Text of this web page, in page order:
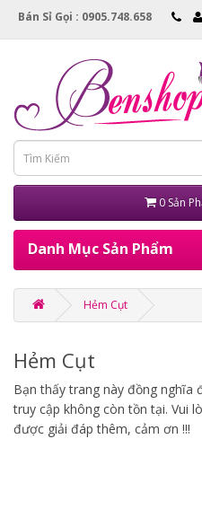
Bán Sỉ Gọi : 0905.748.658
0 Sản
Danh Mục Sản Phẩm
Hẻm Cụt
Hẻm Cụt
Bạn thấy trang này đồng nghĩa
truy cập không còn tồn tại. Vui
được giải đáp thêm, cảm ơn !!!